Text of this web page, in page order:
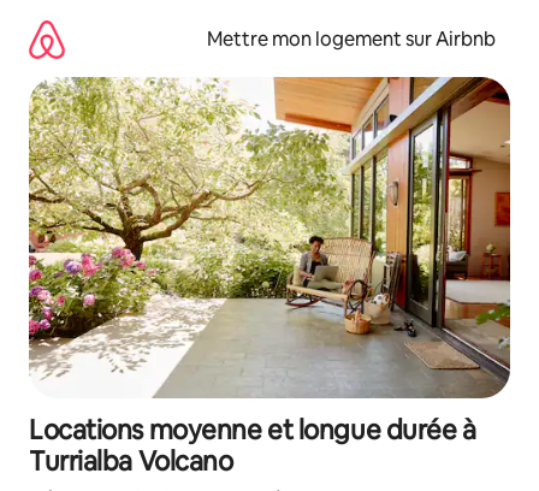
directement
contenu
Mettre mon logement sur Airbnb
Locations moyenne et longue durée à
Turrialba Volcano